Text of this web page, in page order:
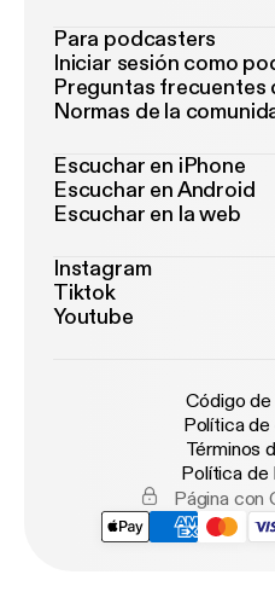
Para podcasters
Iniciar sesión como
Preguntas frecuentes
Normas de la
Escuchar en iPhone
Escuchar en Android
Escuchar en la web
Instagram
Tiktok
Youtube
Código
Política
Términos
Política de
Página con